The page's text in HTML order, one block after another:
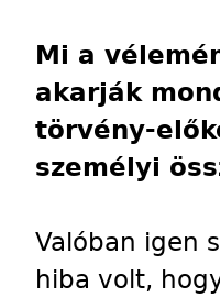
Mi a
akarják
törvény-
személyi
Valóban igen
hiba volt,